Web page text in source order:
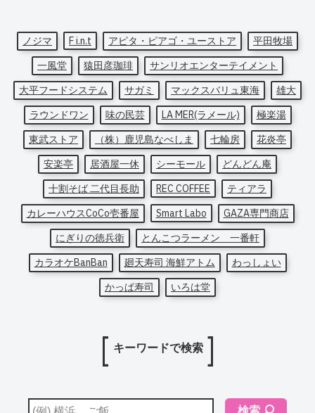
ノジマ F i.n.t アピタ・ピアゴ・ユーストア
平田牧場
一風堂
猿田彦珈琲
サンリオエンターテイメント
大平フードシステム
サガミ マックスバリュ東海
雄大
ラウンドワン
味の民芸 LA MER(ラメール)
極楽湯
東武ストア
（株）鹿児島なべしま 七輪房
花炎亭
安楽亭
居酒屋一休 シーモール
どんどん庵
十割そば 二代目長助
REC COFFEE
ティアラ
カレーハウスCoCo壱番屋
Smart Labo
GAZA専門商店
にぎりの徳兵衛
とんこつラーメン 一番軒
カラオケBanBan
廻天寿司 海鮮アトム
わっしょい
かっぱ寿司
いろは堂
キーワードで検索